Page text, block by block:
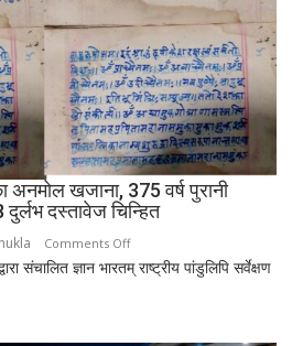
क्यों
बसा
राजस्थान
का
सबसे
रहस्यमयी
गांव?
अनमोल खजाना, 375 वर्ष पुरानी
दस्तावेज चिन्हित
Comments Offon
कबीरधाम
संचालित ज्ञान भारतम् राष्ट्रीय पांडुलिपि सर्वेक्षण